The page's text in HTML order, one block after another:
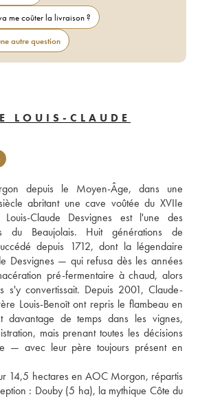
me coûter la livraison ?
autre question
LOUIS-CLAUDE
depuis le Moyen-Âge, dans une
abritant une cave voûtée du XVIIe
Claude Desvignes est l'une des
du Beaujolais. Huit générations de
depuis 1712, dont la légendaire
Desvignes — qui refusa dès les années
pré-fermentaire à chaud, alors
s'y convertissait. Depuis 2001, Claude-
Louis-Benoît ont repris le flambeau en
davantage de temps dans les vignes,
mais prenant toutes les décisions
— avec leur père toujours présent en
14,5 hectares en AOC Morgon, répartis
: Douby (5 ha), la mythique Côte du